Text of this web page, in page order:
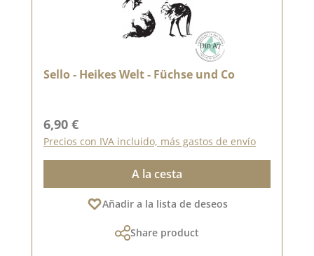
Sello - Heikes Welt - Füchse und Co
Precio normal:
6,90 €
Precios con IVA incluido, más gastos de envío
A la cesta
Añadir a la lista de deseos
Share product